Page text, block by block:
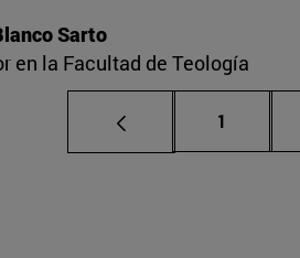
Sarto
en la Facultad de Teología
Página
1